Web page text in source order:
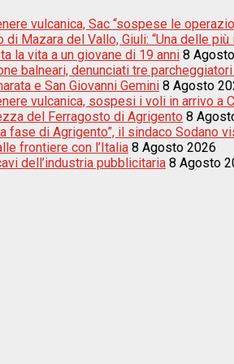
vulcanica, Sac “sospese le
Mazara del Vallo, Giuli: “Una delle
la vita a un giovane di 19 anni 8
balneari, denunciati tre
e San Giovanni Gemini 8 Agosto
vulcanica, sospesi i voli in arrivo a
del Ferragosto di Agrigento 8
fase di Agrigento”, il sindaco Sodano
frontiere con l’Italia 8 Agosto 2026
dell’industria pubblicitaria 8 Agosto